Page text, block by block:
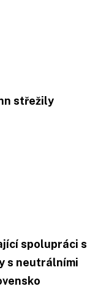
střežily
spolupráci s
s neutrálními